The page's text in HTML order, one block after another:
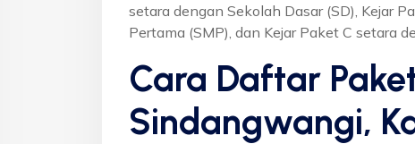
setara dengan Sekolah Dasar (SD), Kejar
Pertama (SMP), dan Kejar Paket C setara
Cara Daftar
Sindangwangi,